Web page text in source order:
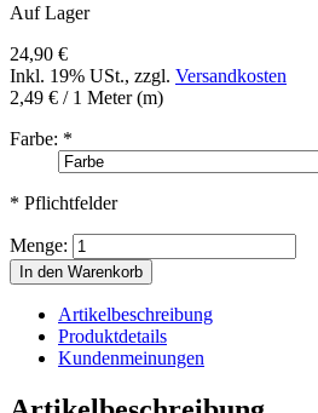
Auf Lager
24,90 €
Inkl. 19% USt., zzgl. Versandkosten
2,49 € / 1 Meter (m)
Farbe: *
* Pflichtfelder
Menge:
In den Warenkorb
Artikelbeschreibung
Produktdetails
Kundenmeinungen